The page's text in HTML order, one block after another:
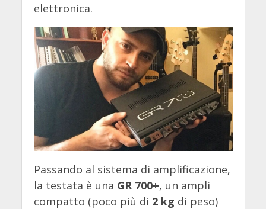
elettronica.
Passando al sistema di amplificazione,
la testata è una GR 700+, un ampli
compatto (poco più di 2 kg di peso)